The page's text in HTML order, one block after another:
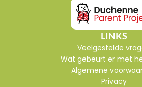
LINKS
Veelgestelde
Wat gebeurt er met
Algemene
Privacy